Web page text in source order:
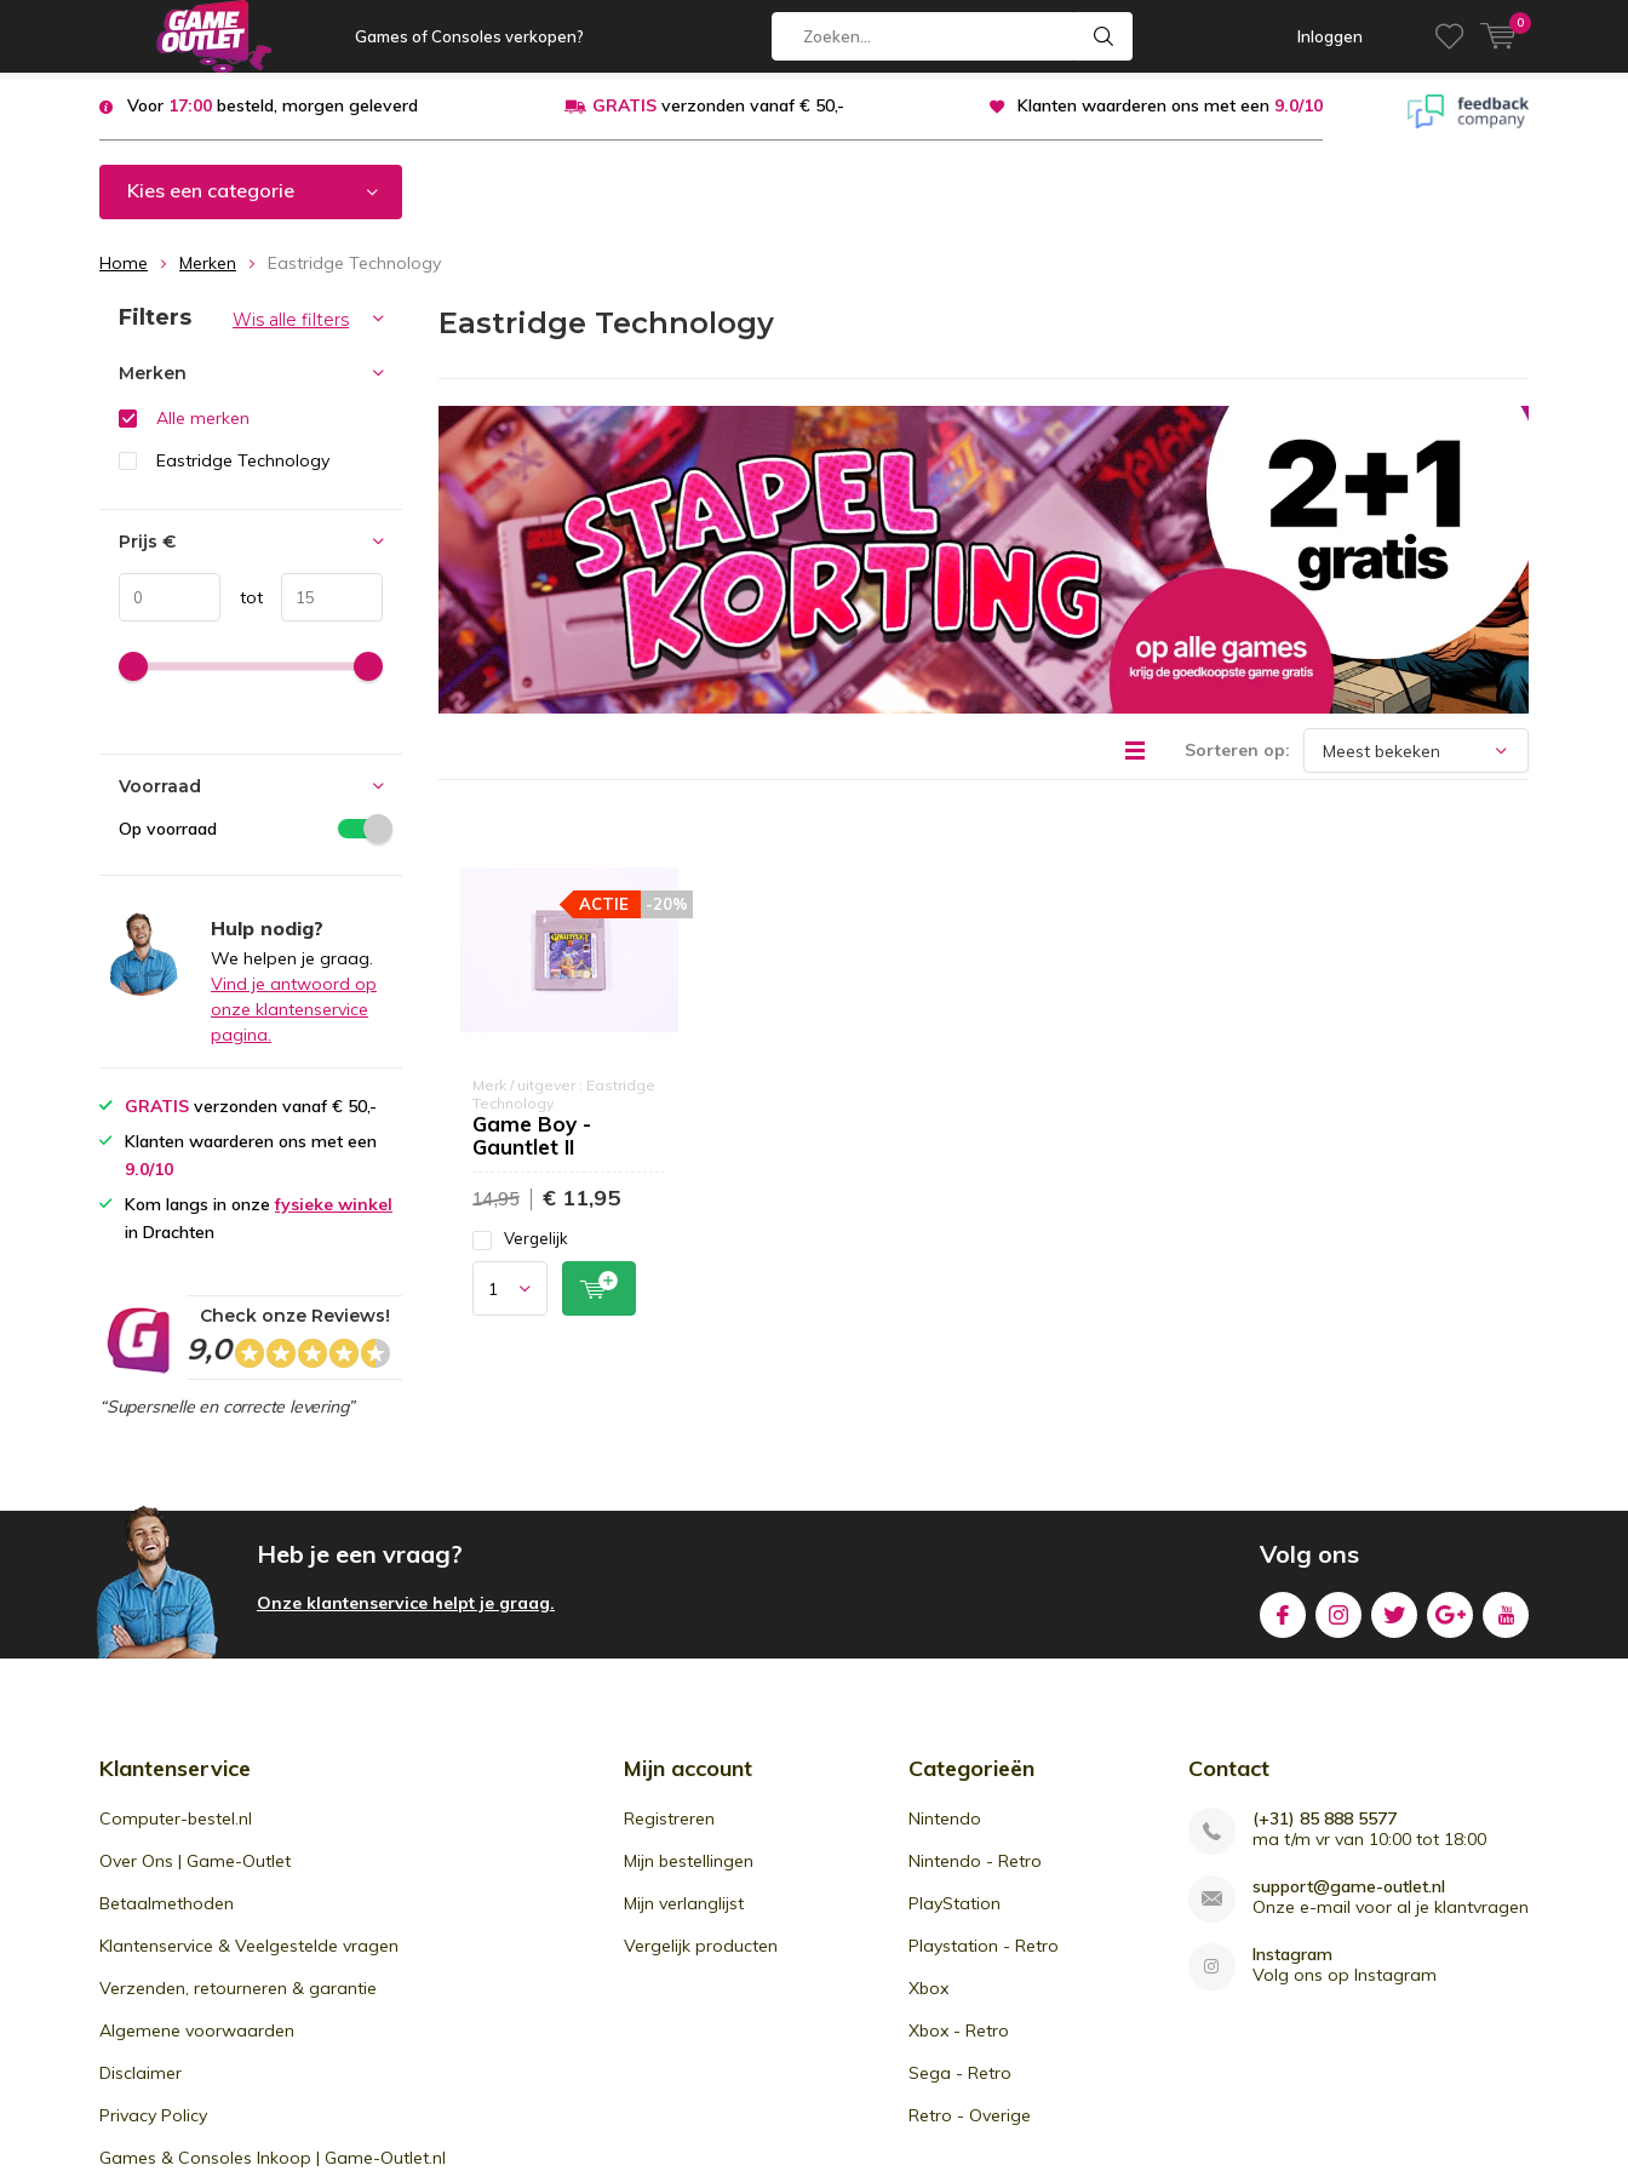
Games of Consoles verkopen? Inloggen
0
Voor 17:00 besteld, morgen geleverd GRATISverzonden vanaf € 50,- Klanten waarderen ons met een 9.0/10
Kies een categorie
Home Merken Eastridge Technology
Eastridge Technology
Sorteren op:
Merk / uitgever : Eastridge
Technology
Game Boy -
Gauntlet II
-20%
ACTIE
14,95 € 11,95
Vergelijk
Sorteren op:
Filters Wis alle filters
Merken
Alle merken
Eastridge Technology
Prijs €
tot
Voorraad
Op voorraad
Hulp nodig?
We helpen je graag.
Vind je antwoord op
onze klantenservice
pagina.
GRATIS verzonden vanaf € 50,-
Klanten waarderen ons met een
9.0/10
Kom langs in onzefysieke winkel
in Drachten
9,0
Check onze Reviews!
“Supersnelle en correcte levering”
Heb je een vraag?
Onze klantenservice helpt je graag.
Volg ons
Klantenservice
Computer-bestel.nl
Over Ons | Game-Outlet
Betaalmethoden
Klantenservice & Veelgestelde vragen
Verzenden, retourneren & garantie
Algemene voorwaarden
Disclaimer
Privacy Policy
Games & Consoles Inkoop | Game-Outlet.nl
Mijn account
Registreren
Mijn bestellingen
Mijn verlanglijst
Vergelijk producten
Categorieën
Nintendo
Nintendo - Retro
PlayStation
Playstation - Retro
Xbox
Xbox - Retro
Sega - Retro
Retro - Overige
Contact
(+31) 85 888 5577
ma t/m vr van 10:00 tot 18:00
support@game-outlet.nl
Onze e-mail voor al je klantvragen
Instagram
Volg ons op Instagram